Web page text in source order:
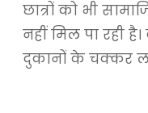
छात्रों को भी
नहीं मिल पा रही
दुकानों के चक्कर